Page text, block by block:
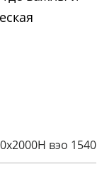
вэо 1540